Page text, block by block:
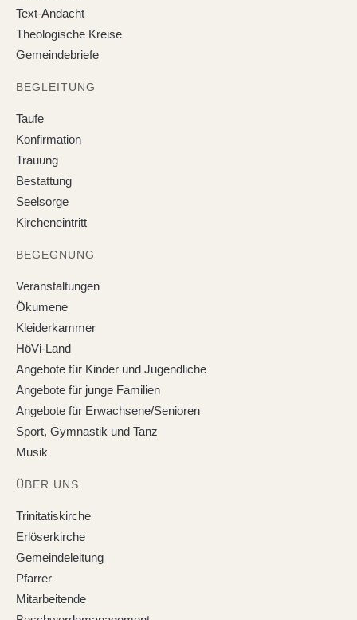
Text-Andacht
Theologische Kreise
Gemeindebriefe
BEGLEITUNG
Taufe
Konfirmation
Trauung
Bestattung
Seelsorge
Kircheneintritt
BEGEGNUNG
Veranstaltungen
Ökumene
Kleiderkammer
HöVi-Land
Angebote für Kinder und Jugendliche
Angebote für junge Familien
Angebote für Erwachsene/Senioren
Sport, Gymnastik und Tanz
Musik
ÜBER UNS
Trinitatiskirche
Erlöserkirche
Gemeindeleitung
Pfarrer
Mitarbeitende